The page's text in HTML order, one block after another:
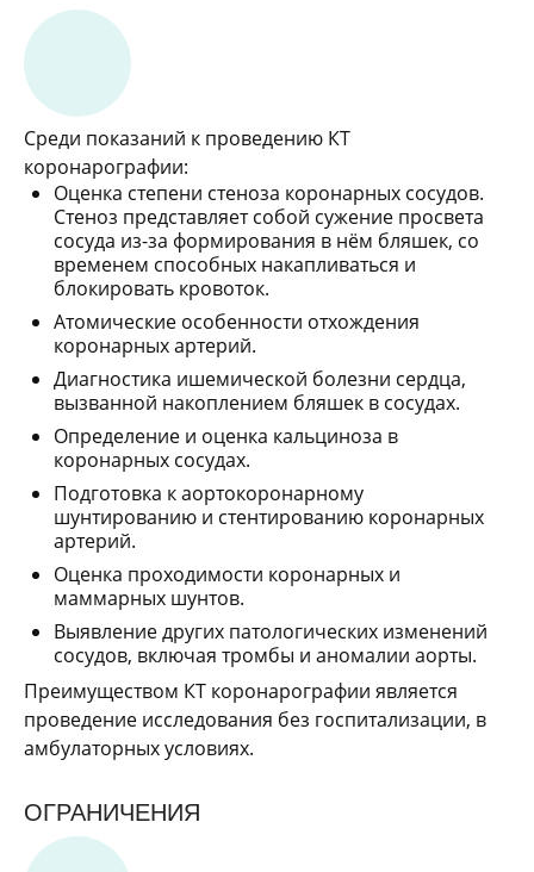
Среди показаний к проведению КТ
коронарографии:
Оценка степени стеноза коронарных сосудов.
Стеноз представляет собой сужение просвета
сосуда из-за формирования в нём бляшек, со
временем способных накапливаться и
блокировать кровоток.
Атомические особенности отхождения
коронарных артерий.
Диагностика ишемической болезни сердца,
вызванной накоплением бляшек в сосудах.
Определение и оценка кальциноза в
коронарных сосудах.
Подготовка к аортокоронарному
шунтированию и стентированию коронарных
артерий.
Оценка проходимости коронарных и
маммарных шунтов.
Выявление других патологических изменений
сосудов, включая тромбы и аномалии аорты.
Преимуществом КТ коронарографии является
проведение исследования без госпитализации, в
амбулаторных условиях.
ОГРАНИЧЕНИЯ